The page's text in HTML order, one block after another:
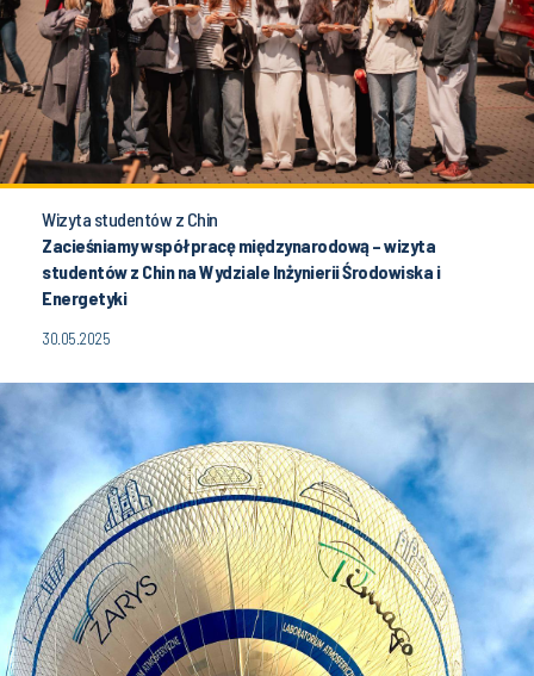
Wizyta studentów z Chin
Zacieśniamy współpracę międzynarodową – wizyta
studentów z Chin na Wydziale Inżynierii Środowiska i
Energetyki
30.05.2025